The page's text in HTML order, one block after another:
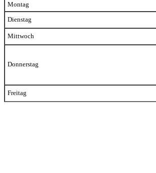
Montag
Dienstag
Mittwoch
Donnerstag
Freitag